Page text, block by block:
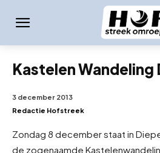
Kastelen Wandeling
3 december 2013
Redactie Hofstreek
Zondag 8 december staat in
de zogenaamde